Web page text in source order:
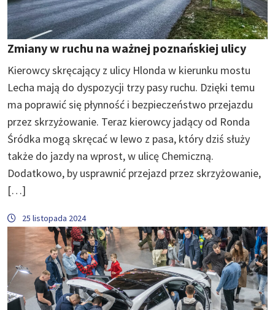
Zmiany w ruchu na ważnej poznańskiej ulicy
Kierowcy skręcający z ulicy Hlonda w kierunku mostu
Lecha mają do dyspozycji trzy pasy ruchu. Dzięki temu
ma poprawić się płynność i bezpieczeństwo przejazdu
przez skrzyżowanie. Teraz kierowcy jadący od Ronda
Śródka mogą skręcać w lewo z pasa, który dziś służy
także do jazdy na wprost, w ulicę Chemiczną.
Dodatkowo, by usprawnić przejazd przez skrzyżowanie,
[…]
25 listopada 2024